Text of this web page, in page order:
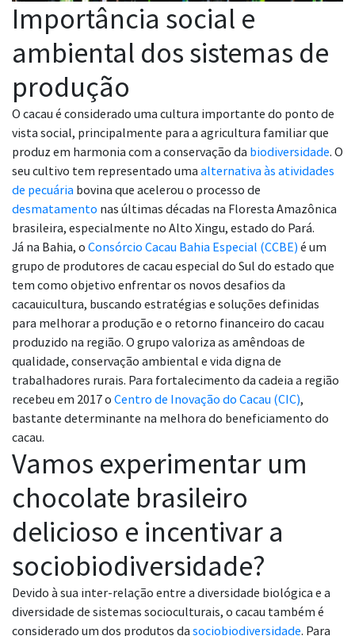
Importância social e
ambiental dos sistemas de
produção
O cacau é considerado uma cultura importante do ponto de
vista social, principalmente para a agricultura familiar que
produz em harmonia com a conservação da biodiversidade. O
seu cultivo tem representado uma alternativa às atividades
de pecuária bovina que acelerou o processo de
desmatamento nas últimas décadas na Floresta Amazônica
brasileira, especialmente no Alto Xingu, estado do Pará.
Já na Bahia, o Consórcio Cacau Bahia Especial (CCBE) é um
grupo de produtores de cacau especial do Sul do estado que
tem como objetivo enfrentar os novos desafios da
cacauicultura, buscando estratégias e soluções definidas
para melhorar a produção e o retorno financeiro do cacau
produzido na região. O grupo valoriza as amêndoas de
qualidade, conservação ambiental e vida digna de
trabalhadores rurais. Para fortalecimento da cadeia a região
recebeu em 2017 o Centro de Inovação do Cacau (CIC),
bastante determinante na melhora do beneficiamento do
cacau.
Vamos experimentar um
chocolate brasileiro
delicioso e incentivar a
sociobiodiversidade?
Devido à sua inter-relação entre a diversidade biológica e a
diversidade de sistemas socioculturais, o cacau também é
considerado um dos produtos da sociobiodiversidade. Para